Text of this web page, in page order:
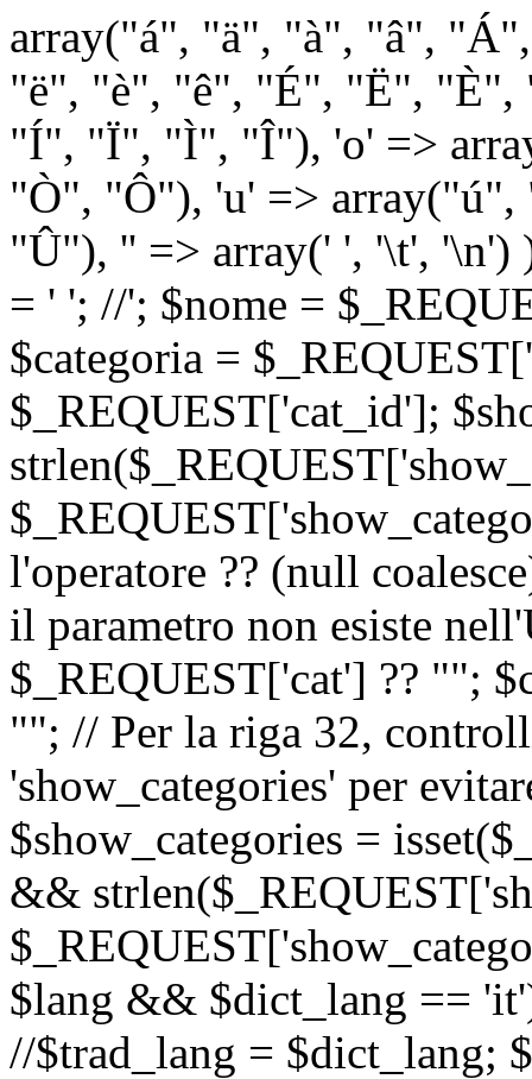
array("á", "ä", "à", "â",
"ë", "è", "ê", "É", "Ë",
"Í", "Ï", "Ì", "Î"), 'o' =>
"Ò", "Ô"), 'u' =>
"Û"), '' => array(' ', '\t',
= ' '; //'; $nome =
$categoria =
$_REQUEST['cat_id'];
l'operatore ?? (null
il parametro non esiste
$_REQUEST['cat'] ?? "";
""; // Per la riga 32,
'show_categories' per
$show_categories =
&&
$lang && $dict_lang ==
//$trad_lang = $dict_lang;